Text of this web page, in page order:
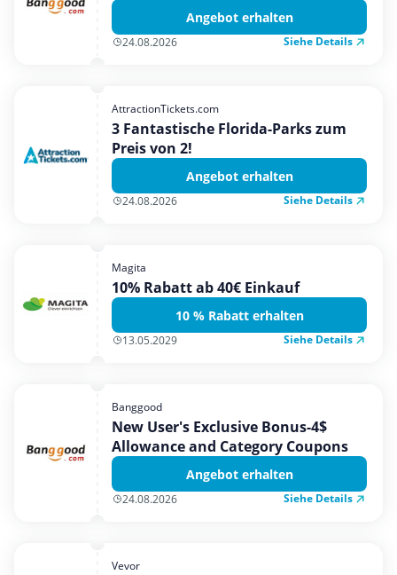
Angebot erhalten
24.08.2026 Siehe Details
AttractionTickets.com
3 Fantastische Florida-Parks zum
Preis von 2!
Angebot erhalten
24.08.2026 Siehe Details
Magita
10% Rabatt ab 40€ Einkauf
10 % Rabatt erhalten
13.05.2029 Siehe Details
Banggood
New User's Exclusive Bonus-4$
Allowance and Category Coupons
Angebot erhalten
24.08.2026 Siehe Details
Vevor